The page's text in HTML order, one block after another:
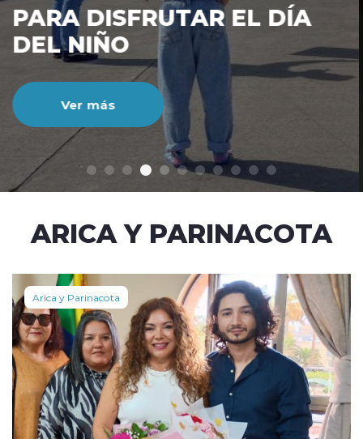
modo claro
CIENTO DURANTE EL MES
DE JULIO
Ver más
ARICA Y PARINACOTA
Arica y Parinacota